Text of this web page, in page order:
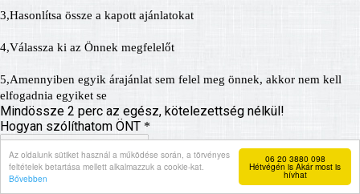
06 20 3880 098
Hétvégén is Akár most is
hívhat
Az oldalunk sütiket használ a működése során, a törvényes
feltételek betartása mellett alkalmazzuk a cookie-kat.
Bővebben